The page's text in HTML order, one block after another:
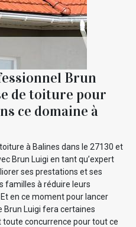
Brun
de toiture pour
ce domaine à
à Balines dans le 27130 et
Brun Luigi en tant qu’expert
ses prestations et ses
familles à réduire leurs
en ce moment pour lancer
Brun Luigi fera certaines
concurrence pour tout ce